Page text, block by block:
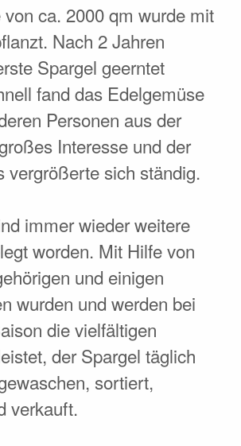
ca. 2000 qm wurde mit
Nach 2 Jahren
Spargel geerntet
fand das Edelgemüse
Personen aus der
Interesse und der
vergrößerte sich ständig.
immer wieder weitere
worden. Mit Hilfe von
und einigen
wurden und werden bei
die vielfältigen
der Spargel täglich
sortiert,
verkauft.